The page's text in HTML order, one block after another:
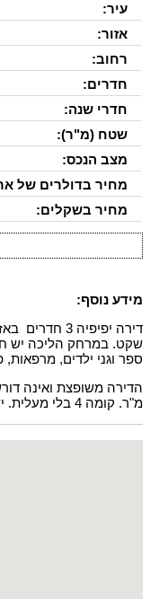
עיר:
אזור:
רחוב:
חדרים:
חדרי שנה:
שטח (מ"ר):
מצב הנכס:
מחיר בדולרים של
מחיר בשקלים:
מידע נוסף:
דירה יפיפיה
שקט. במרחק הליכה יש
ספר וגני ילדים, מרפאות,
מ"ר. קומה 4 בלי מעלית. יש חניה משותפת גדולה מול הבית.